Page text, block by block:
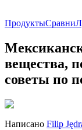
ПродуктыСравни
вещества,
советы по
Написано Filip